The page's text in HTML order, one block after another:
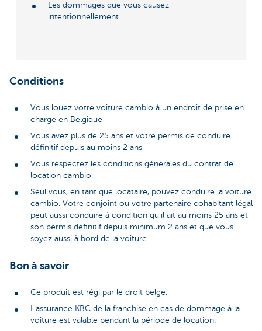
Les dommages que vous causez
intentionnellement
Conditions
Vous louez votre voiture cambio à un endroit de prise en
charge en Belgique
Vous avez plus de 25 ans et votre permis de conduire
définitif depuis au moins 2 ans
Vous respectez les conditions générales du contrat de
location cambio
Seul vous, en tant que locataire, pouvez conduire la voiture
cambio. Votre conjoint ou votre partenaire cohabitant légal
peut aussi conduire à condition qu'il ait au moins 25 ans et
son permis définitif depuis minimum 2 ans et que vous
soyez aussi à bord de la voiture
Bon à savoir
Ce produit est régi par le droit belge.
L'assurance KBC de la franchise en cas de dommage à la
voiture est valable pendant la période de location.